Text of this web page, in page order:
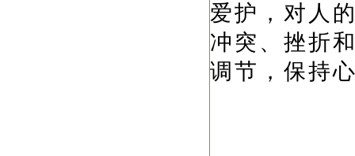
爱护，对人
冲突、挫折
调节，保持